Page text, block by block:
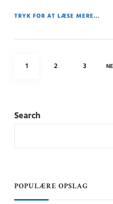
TRYK FOR AT LÆSE MERE...
Posts
PAGE
1 PAGE
2 PAGE
3
Search
POPULÆRE OPSLAG